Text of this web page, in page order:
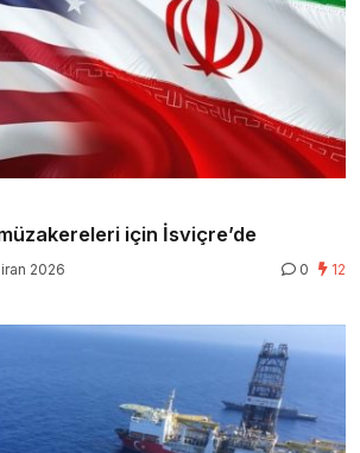
için İsviçre’de
2026 0 12